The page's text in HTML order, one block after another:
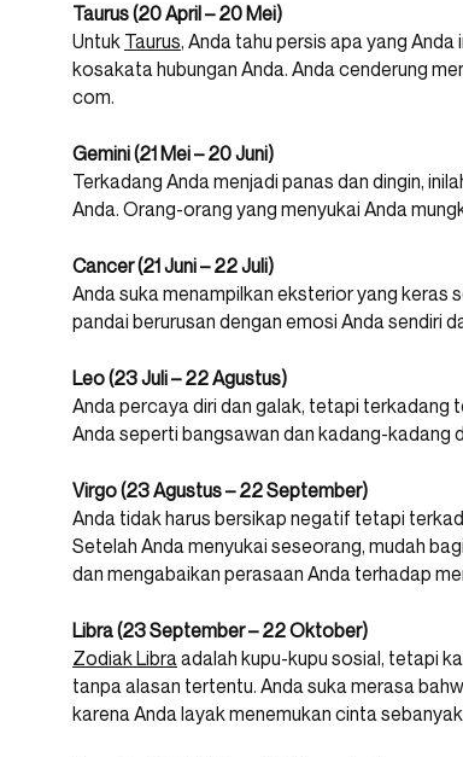
Taurus (20 April – 20 Mei)
Untuk Taurus, Anda tahu persis apa yang
kosakata hubungan Anda. Anda cenderung
com.
Gemini (21 Mei – 20 Juni)
Terkadang Anda menjadi panas dan dingin,
Anda. Orang-orang yang menyukai Anda
Cancer (21 Juni – 22 Juli)
Anda suka menampilkan eksterior yang keras
pandai berurusan dengan emosi Anda sendiri
Leo (23 Juli – 22 Agustus)
Anda percaya diri dan galak, tetapi terkadang
Anda seperti bangsawan dan kadang-kadang
Virgo (23 Agustus – 22 September)
Anda tidak harus bersikap negatif tetapi
Setelah Anda menyukai seseorang, mudah
dan mengabaikan perasaan Anda terhadap
Libra (23 September – 22 Oktober)
Zodiak Libraadalah kupu-kupu sosial, tetapi
tanpa alasan tertentu. Anda suka merasa
karena Anda layak menemukan cinta